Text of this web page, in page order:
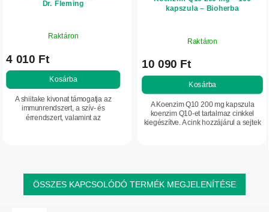
Dr. Fleming
Raktáron
4 010 Ft
Kosárba
A shiitake kivonat támogatja az
immunrendszert, a szív- és
érrendszert, valamint az
kapszula – Bioherba
Raktáron
10 090 Ft
Kosárba
A Koenzim Q10 200 mg kapszula
koenzim Q10-et tartalmaz cinkkel
kiegészítve. A cink hozzájárul a sejtek
ÖSSZES KAPCSOLÓDÓ TERMÉK MEGJELENÍTÉSE